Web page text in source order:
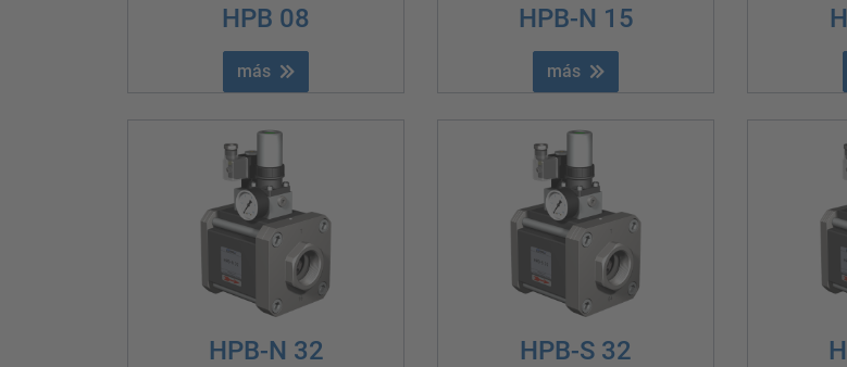
HPB 08
más
HPB-N 15
más
HPB-N 32 HPB-S 32